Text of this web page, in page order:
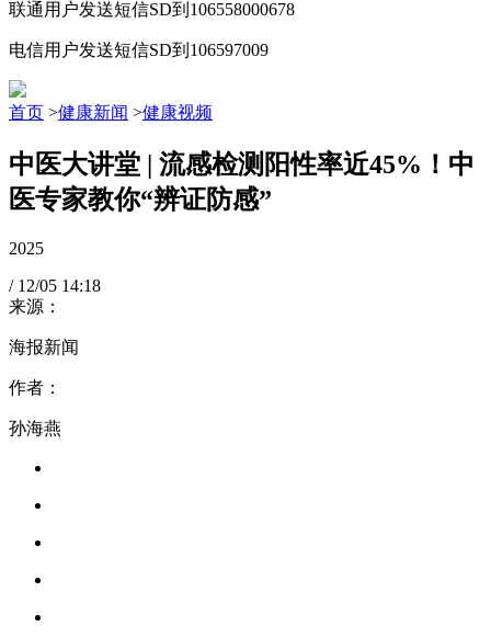
联通用户发送短信SD到106558000678
电信用户发送短信SD到106597009
首页 >健康新闻 >健康视频
中医大讲堂 | 流感检测阳性率近45%！中
医专家教你“辨证防感”
2025
/ 12/05 14:18
来源：
海报新闻
作者：
孙海燕